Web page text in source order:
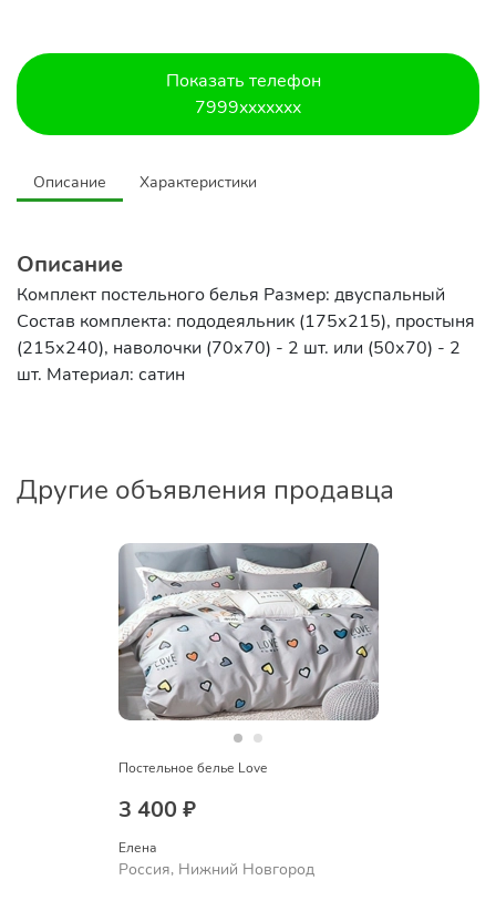
Показать телефон
7999xxxxxxx
Описание Характеристики
Описание
Комплект постельного белья Размер: двуспальный
Состав комплекта: пододеяльник (175х215), простыня
(215х240), наволочки (70х70) - 2 шт. или (50х70) - 2
шт. Материал: сатин
Другие объявления продавца
Постельное белье Love
3 400 ₽
Елена
Россия, Нижний Новгород